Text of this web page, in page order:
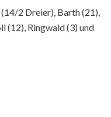
2 Dreier), Barth (21),
(12), Ringwald (3) und